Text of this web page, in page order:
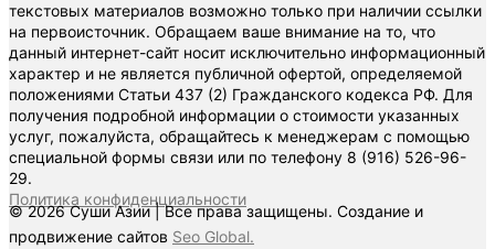
текстовых материалов возможно только при наличии ссылки
на первоисточник. Обращаем ваше внимание на то, что
данный интернет-сайт носит исключительно информационный
характер и не является публичной офертой, определяемой
положениями Статьи 437 (2) Гражданского кодекса РФ. Для
получения подробной информации о стоимости указанных
услуг, пожалуйста, обращайтесь к менеджерам с помощью
специальной формы связи или по телефону 8 (916) 526-96-
29.
Политика конфиденциальности
© 2026 Суши Азии | Все права защищены. Создание и
продвижение сайтов Seo Global.